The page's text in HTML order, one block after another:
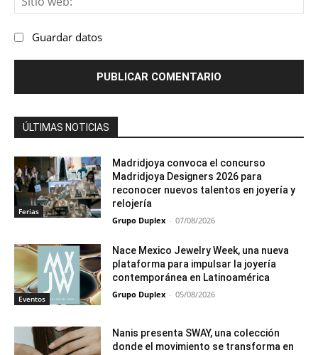
Guardar datos
ÚLTIMAS NOTICIAS
Ferias
Madridjoya convoca el concurso
Madridjoya Designers 2026 para
reconocer nuevos talentos en joyería y
relojería
Grupo Duplex - 07/08/2026
Eventos
Nace Mexico Jewelry Week, una nueva
plataforma para impulsar la joyería
contemporánea en Latinoamérica
Grupo Duplex - 05/08/2026
Nanis presenta SWAY, una colección
donde el movimiento se transforma en